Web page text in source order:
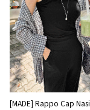
[MADE] Rappo Cap Nasi